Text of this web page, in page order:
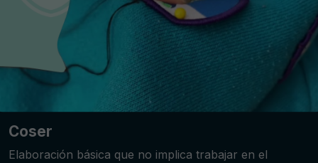
Coser
Elaboración básica que no implica trabajar en el